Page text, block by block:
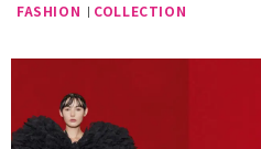
FASHION COLLECTION